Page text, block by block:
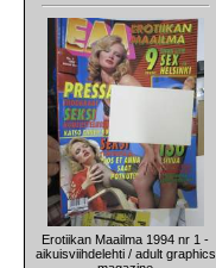
Erotiikan Maailma 1994 nr 1 -
aikuisviihdelehti / adult graphics